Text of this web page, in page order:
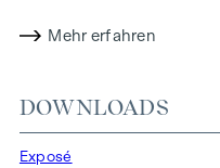
In der Traisengasse 20–22
Funktionalität in jeder
Grundrissen, die von
Mehr erfahren
DOWNLOADS
Exposé